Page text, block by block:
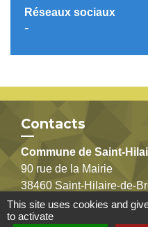
Réseaux sociaux
-
Contacts
Commune de Saint-
90 rue de la Mairie
38460 Saint-Hilaire-de-
+33 4 74 92 81 04
This site uses cookies and
to activate